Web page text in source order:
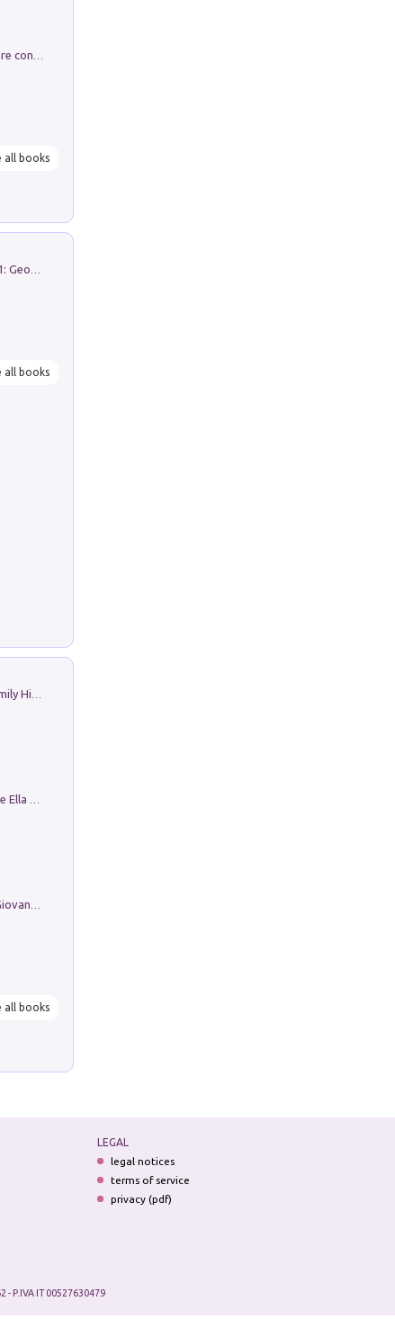
all books
all books
all books
LEGAL
legal notices
terms of service
privacy (pdf)
- P.IVA IT 00527630479